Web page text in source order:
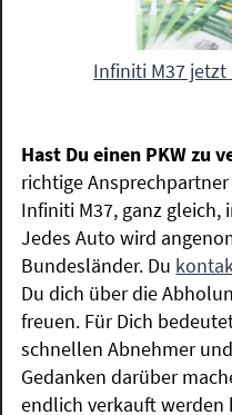
Infiniti M37
Hast Du einen PKW zu
richtige
Infiniti M37, ganz gleich,
Jedes Auto wird
Bundesländer. Du
Du dich über die
freuen. Für Dich
schnellen Abnehmer
Gedanken darüber
endlich verkauft werden